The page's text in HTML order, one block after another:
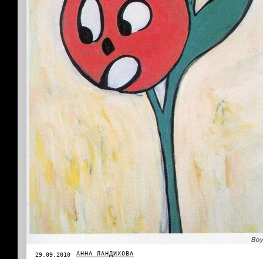
29.09.2010 АННА ЛАНДИХОВА